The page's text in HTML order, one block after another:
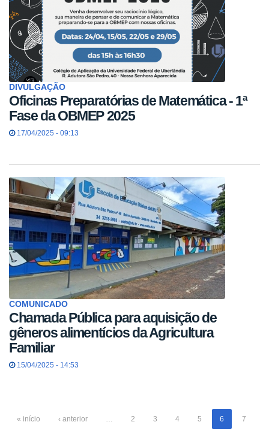
DIVULGAÇÃO
Oficinas Preparatórias de Matemática - 1ª
Fase da OBMEP 2025
17/04/2025 - 09:13
COMUNICADO
Chamada Pública para aquisição de
gêneros alimentícios da Agricultura
Familiar
15/04/2025 - 14:53
« início ‹ anterior … 2 3 4 5 6 7